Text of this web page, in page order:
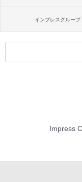
インプレスグループ
Impress